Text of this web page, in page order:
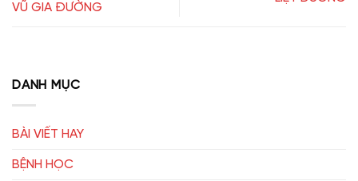
VŨ GIA ĐƯỜNG
DANH MỤC
BÀI VIẾT HAY
BỆNH HỌC